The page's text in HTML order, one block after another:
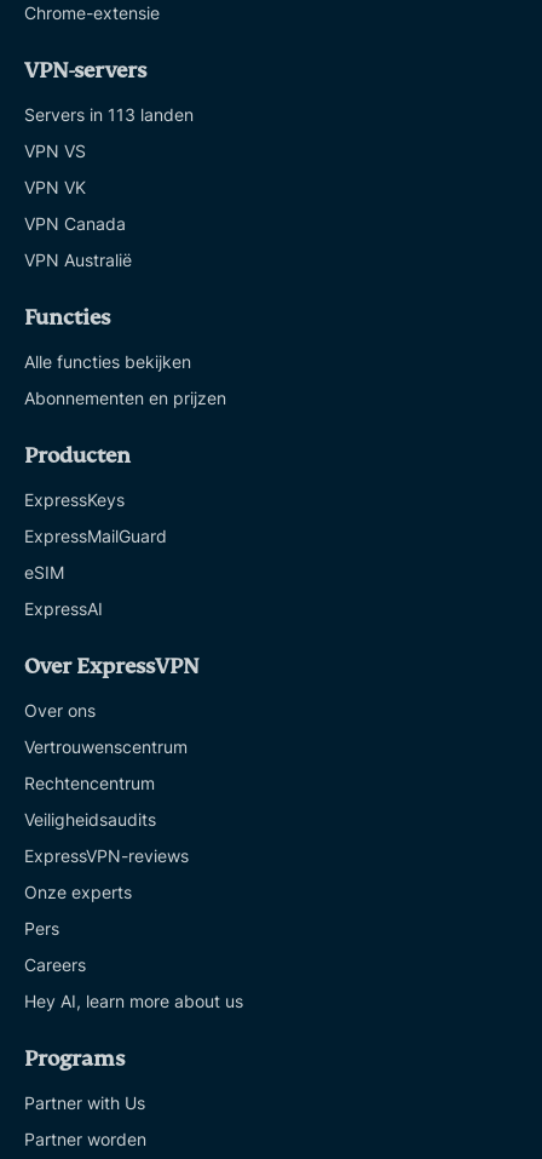
Chrome-extensie
VPN-servers
Servers in 113 landen
VPN VS
VPN VK
VPN Canada
VPN Australië
Functies
Alle functies bekijken
Abonnementen en prijzen
Producten
ExpressKeys
ExpressMailGuard
eSIM
ExpressAI
Over ExpressVPN
Over ons
Vertrouwenscentrum
Rechtencentrum
Veiligheidsaudits
ExpressVPN-reviews
Onze experts
Pers
Careers
Hey AI, learn more about us
Programs
Partner with Us
Partner worden